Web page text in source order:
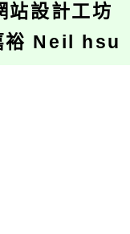
站設計工坊
裕 Neil hsu